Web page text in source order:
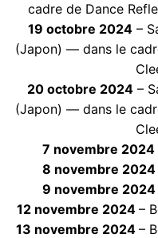
cadre de Dance
19 octobre 2024–
(Japon) — dans le
20 octobre 2024–
(Japon) — dans le
7 novembre 2024
8 novembre 2024
9 novembre 2024
12 novembre 2024 –
13 novembre 2024 –